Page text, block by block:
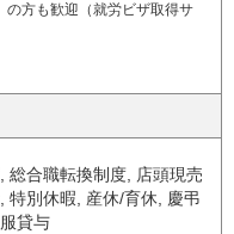
の方も歓迎（就労ビザ取得サ
総合職転換制度, 店頭現売
特別休暇, 産休/育休, 慶弔
貸与